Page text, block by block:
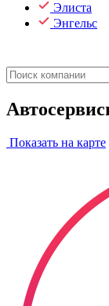
Элиста
Энгельс
Показать на карте